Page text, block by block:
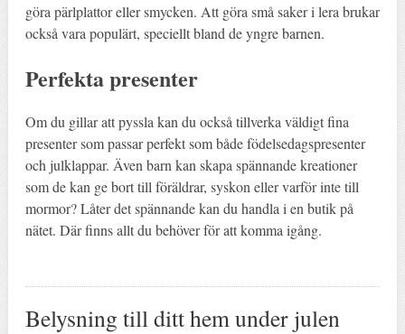
göra pärlplattor eller smycken. Att göra små saker i lera brukar
också vara populärt, speciellt bland de yngre barnen.
Perfekta presenter
Om du gillar att pyssla kan du också tillverka väldigt fina
presenter som passar perfekt som både födelsedagspresenter
och julklappar. Även barn kan skapa spännande kreationer
som de kan ge bort till föräldrar, syskon eller varför inte till
mormor? Låter det spännande kan du handla i en butik på
nätet. Där finns allt du behöver för att komma igång.
Belysning till ditt hem under julen